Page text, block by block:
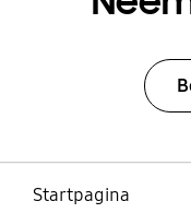
Startpagina